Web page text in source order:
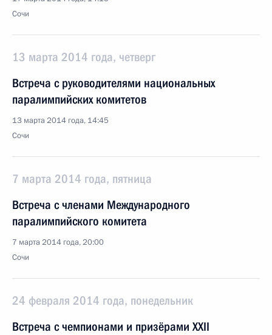
Сочи
13 марта 2014 года, четверг
Встреча с руководителями национальных
паралимпийских комитетов
13 марта 2014 года, 14:45
Сочи
7 марта 2014 года, пятница
Встреча с членами Международного
паралимпийского комитета
7 марта 2014 года, 20:00
Сочи
24 февраля 2014 года, понедельник
Встреча с чемпионами и призёрами XXII